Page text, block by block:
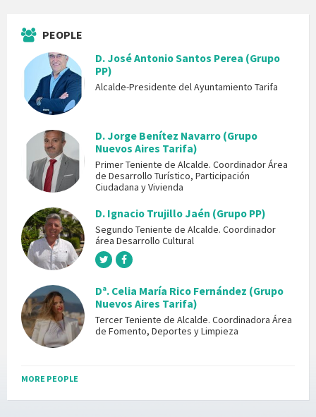
PEOPLE
D. José Antonio Santos Perea (Grupo
PP)
Alcalde-Presidente del Ayuntamiento Tarifa
D. Jorge Benítez Navarro (Grupo
Nuevos Aires Tarifa)
Primer Teniente de Alcalde. Coordinador Área
de Desarrollo Turístico, Participación
Ciudadana y Vivienda
D. Ignacio Trujillo Jaén (Grupo PP)
Segundo Teniente de Alcalde. Coordinador
área Desarrollo Cultural
Dª. Celia María Rico Fernández (Grupo
Nuevos Aires Tarifa)
Tercer Teniente de Alcalde. Coordinadora Área
de Fomento, Deportes y Limpieza
MORE PEOPLE